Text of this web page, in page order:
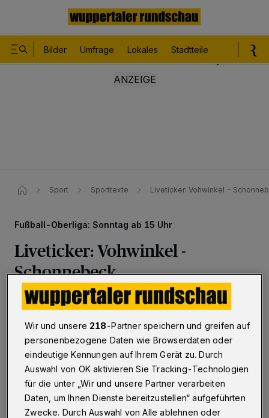
Bilder Umfrage Lokales Stadtteile
Sport Sporttexte Liveticker: Vohwinkel -
Fußball-Oberliga: Sonntag ab 15 Uhr
Liveticker: Vohwinkel -
Schonnebeck
Wuppertal ·In der Fußball-Oberliga empfängt der FSV
Spielvereinigung Schonnebeck. Anstoß in der
Lüntenbeck ist um 15 Uhr. Der Cronenberger SC tritt
zeitgleich bei Schwarz-Weiß Essen an.
22.10.2017 , 11:58 Uhr Eine Minute Lesezeit
Wir und unsere 218-Partner speichern und greifen auf
personenbezogene Daten wie Browserdaten oder
eindeutige Kennungen auf Ihrem Gerät zu. Durch
Auswahl von OK aktivieren Sie Tracking-Technologien
für die unter „Wir und unsere Partner verarbeiten
Daten, um Ihnen Dienste bereitzustellen“ aufgeführten
Zwecke. Durch Auswahl von Alle ablehnen oder